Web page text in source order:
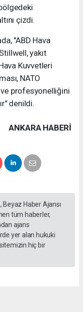
çizdi.
"ABD Hava
yakıt
Kuvvetleri
NATO
ve profesyonelliğini
denildi.
ANKARA HABERİ
Haber Ajansı
tüm haberler,
ajans
yer alan hukuki
hiç bir